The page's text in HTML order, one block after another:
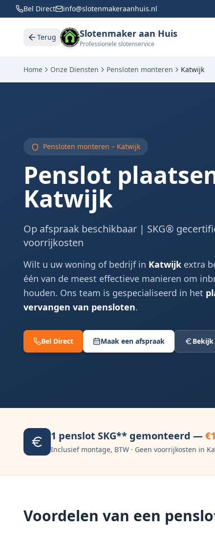
Bel Direct info@slotenmakeraanhuis.nl
Terug Slotenmaker aan Huis
Professionele slotenservice
Home Onze Diensten Pensloten monteren Katwijk
Pensloten monteren – Katwijk
Penslot
Katwijk
Op afspraak beschikbaar | SKG®
voorrijkosten
Wilt u uw woning of bedrijf in Katwijk extra
één van de meest effectieve manieren om
houden. Ons team is gespecialiseerd in het
vervangen van pensloten.
Bel Direct Maak een afspraak
1 penslot SKG** gemonteerd —
Inclusief montage, BTW · Geen voorrijkosten in
Voordelen van een